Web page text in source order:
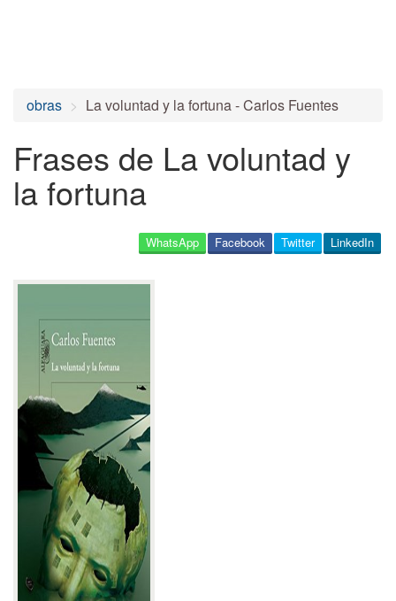
obras La voluntad y la fortuna - Carlos Fuentes
Frases de La voluntad y
la fortuna
LinkedIn
Twitter
Facebook
WhatsApp